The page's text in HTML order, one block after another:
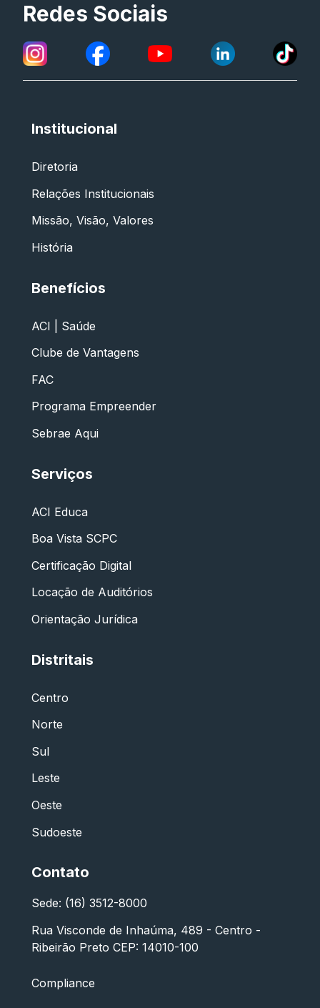
Redes Sociais
Institucional
Diretoria
Relações Institucionais
Missão, Visão, Valores
História
Benefícios
ACI | Saúde
Clube de Vantagens
FAC
Programa Empreender
Sebrae Aqui
Serviços
ACI Educa
Boa Vista SCPC
Certificação Digital
Locação de Auditórios
Orientação Jurídica
Distritais
Centro
Norte
Sul
Leste
Oeste
Sudoeste
Contato
Sede: (16) 3512-8000
Rua Visconde de Inhaúma, 489 - Centro -
Ribeirão Preto CEP: 14010-100
Compliance